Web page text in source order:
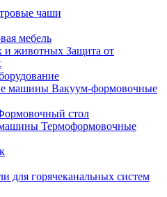
чаши
мебель
Защита от
Вакуум-формовочные
стол
Термоформовочные
для горячеканальных систем